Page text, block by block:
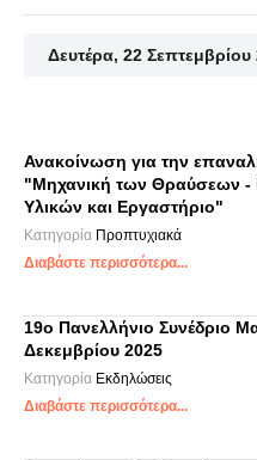
Δευτέρα, 22
Ανακοίνωση για την
"Μηχανική των Θραύσεων -
Υλικών και Εργαστήριο"
Κατηγορία Προπτυχιακά
Διαβάστε περισσότερα...
19ο Πανελλήνιο Συνέδριο
Δεκεμβρίου 2025
Κατηγορία Εκδηλώσεις
Διαβάστε περισσότερα...